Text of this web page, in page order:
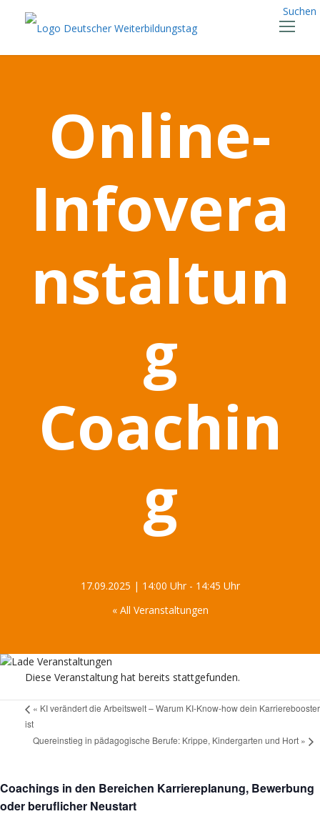
Suchen
Online-
Infovera
nstaltun
g
Coachin
g
17.09.2025 | 14:00 Uhr- 14:45 Uhr
« All Veranstaltungen
Diese Veranstaltung hat bereits stattgefunden.
« KI verändert die Arbeitswelt – Warum KI-Know-how dein Karrierebooster
ist
Quereinstieg in pädagogische Berufe: Krippe, Kindergarten und Hort »
Coachings in den Bereichen Karriereplanung, Bewerbung
oder beruflicher Neustart